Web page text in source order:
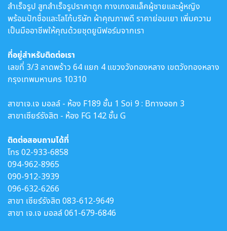
สำเร็จรูป สูทสำเร็จรูปราคาถูก กางเกงสแล็คผู้ชายและผู้หญิง
พร้อมปักชื่อและโลโก้บริษัท ผ้าคุณภาพดี ราคาย่อมเยา เพิ่มความ
เป็นมืออาชีพให้คุณด้วยชุดยูนิฟอร์มจากเรา
ที่อยู่สำหรับติดต่อเรา
เลขที่ 3/3 ลาดพร้าว 64 แยก 4 แขวงวังทองหลาง เขตวังทองหลาง
กรุงเทพมหานคร 10310
สาขาเจ.เจ มอลล์ - ห้อง F189 ชั้น 1 Soi 9 : Bทางออก 3
สาขาเซียร์รังสิต - ห้อง FG 142 ชั้น G
ติดต่อสอบถามได้ที่
โทร02-933-6858
094-962-8965
090-912-3939
096-632-6266
สาขา เซียร์รังสิต 083-612-9649
สาขา เจ.เจ มอลล์061-679-6846